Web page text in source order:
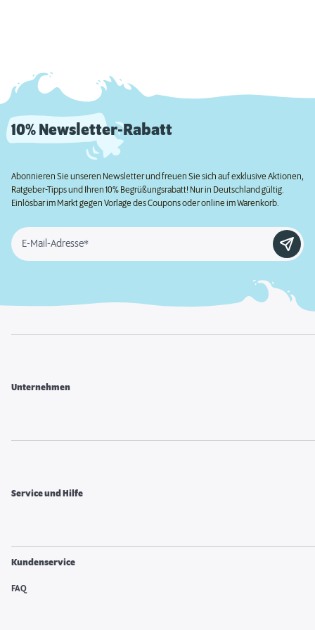
10% Newsletter-Rabatt
Abonnieren Sie unseren Newsletter und freuen Sie sich auf exklusive Aktionen,
Ratgeber-Tipps und Ihren 10% Begrüßungsrabatt! Nur in Deutschland gültig.
Einlösbar im Markt gegen Vorlage des Coupons oder online im Warenkorb.
E-Mail-Adresse*
Unternehmen
Service und Hilfe
Kundenservice
FAQ